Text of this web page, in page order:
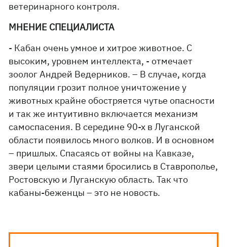
ветеринарного контроля.
МНЕНИЕ СПЕЦИАЛИСТА
- Кабан очень умное и хитрое животное. С
высоким, уровнем интеллекта, - отмечает
зоолог Андрей Ведерников. – В случае, когда
популяции грозит полное уничтожение у
животных крайне обостряется чутье опасности
и так же интуитивно включается механизм
самоспасения. В середине 90-х в Луганской
области появилось много волков. И в основном
– пришлых. Спасаясь от войны на Кавказе,
звери целыми стаями бросились в Ставрополье,
Ростовскую и Луганскую область. Так что
кабаны-беженцы – это не новость.